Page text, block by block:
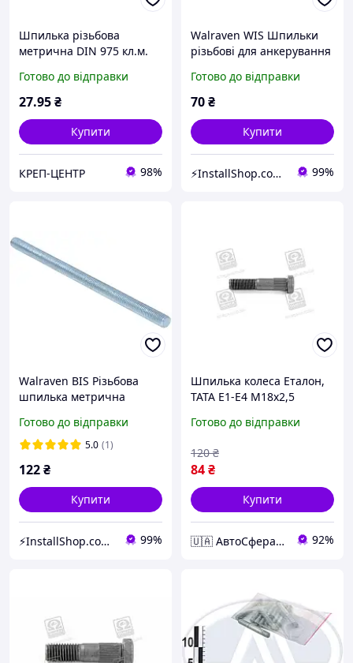
Шпилька різьбова
метрична DIN 975 кл.м.
Готово до відправки
27.95₴
Купити
КРЕП-ЦЕНТР 98%
Walraven WIS Шпильки
різьбові для анкерування
Готово до відправки
70₴
Купити
⚡InstallShop.com.ua⚡ 99%
Walraven BIS Різьбова
шпилька метрична
(6303010)
Готово до відправки
5.0 (1)
122₴
Купити
⚡InstallShop.com.ua⚡ 99%
Шпилька колеса Еталон,
ТАТА Е1-Е4 М18х2,5
Готово до відправки
84₴
120 ₴
Купити
🇺🇦 АвтоСфера 🇺🇦 92%